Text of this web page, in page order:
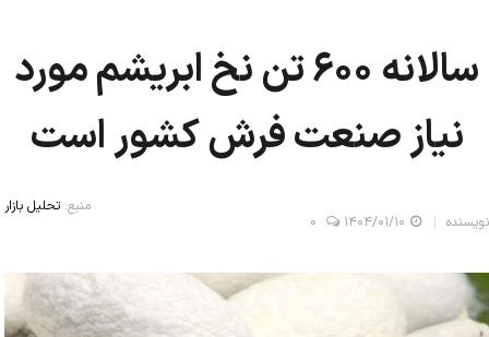
سالانه ۶۰۰ تن نخ ابریشم مورد
نیاز صنعت فرش کشور است
نویسنده ۱۴۰۴/۰۱/۱۰ 0
منبع:تحلیل بازار